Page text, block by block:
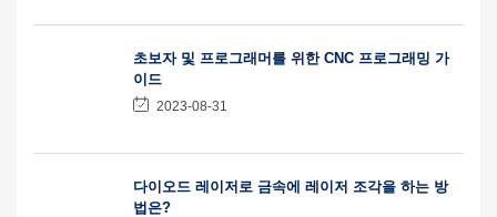
초보자 및 프로그래머를 위한 CNC 프로그래밍 가
이드
2023-08-31
다이오드 레이저로 금속에 레이저 조각을 하는 방
법은?